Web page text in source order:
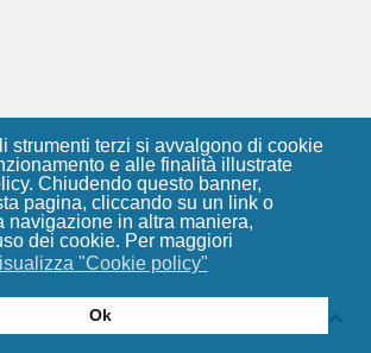
strumenti terzi si avvalgono di cookie
e alle finalità illustrate
Chiudendo questo banner,
pagina, cliccando su un link o
navigazione in altra maniera,
dei cookie. Per maggiori
"Cookie policy"
Ok